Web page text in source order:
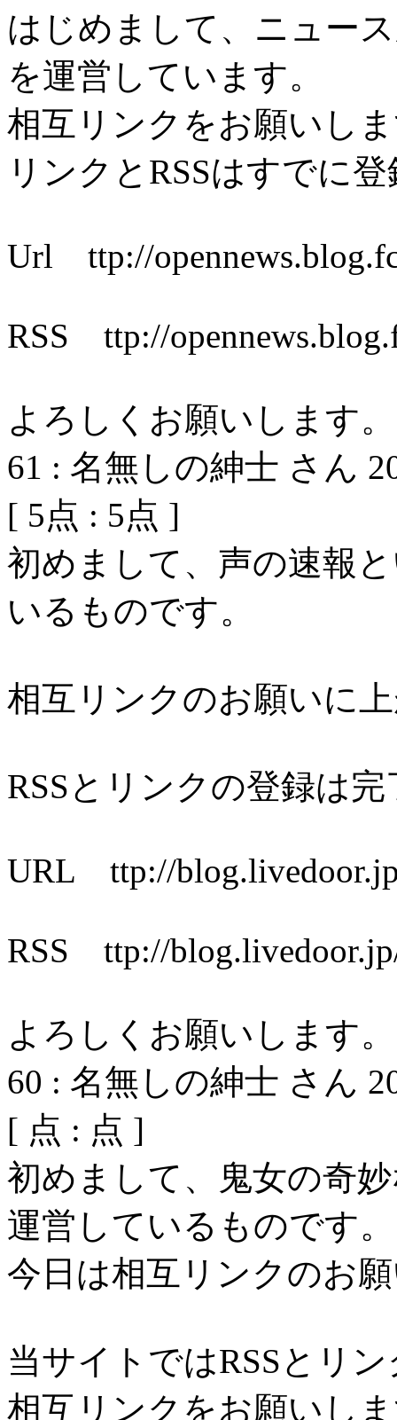
はじめまして、ニュー
を運営しています。
相互リンクをお願いし
リンクとRSSはすでに
Url ttp://
RSS ttp://
よろしくお願いします。
61 : 名無しの紳士 さん
[ 5点 : 5点 ]
初めまして、声の速報
いるものです。
相互リンクのお願いに
RSSとリンクの登録は
URL ttp://
RSS ttp://
よろしくお願いします。
60 : 名無しの紳士 さん
[ 点 : 点 ]
初めまして、鬼女の奇
運営しているものです。
今日は相互リンクのお
当サイトではRSSとリ
相互リンクをお願いし